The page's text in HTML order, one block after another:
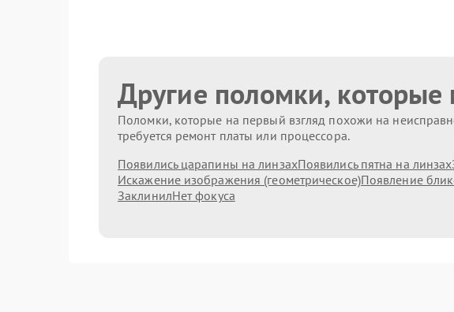
Другие поломки, которые
Поломки, которые на первый взгляд похожи на
требуется ремонт платы или процессора.
Появились царапины на линзахПоявились пятна на линзах
Искажение изображения (геометрическое)Появление
ЗаклинилНет фокуса